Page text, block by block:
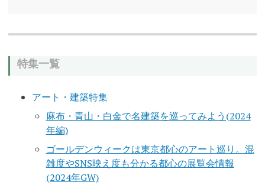
特集一覧
アート・建築特集
麻布・青山・白金で名建築を巡ってみよう(2024
年編)
ゴールデンウィークは東京都心のアート巡り。混
雑度やSNS映え度も分かる都心の展覧会情報
(2024年GW)